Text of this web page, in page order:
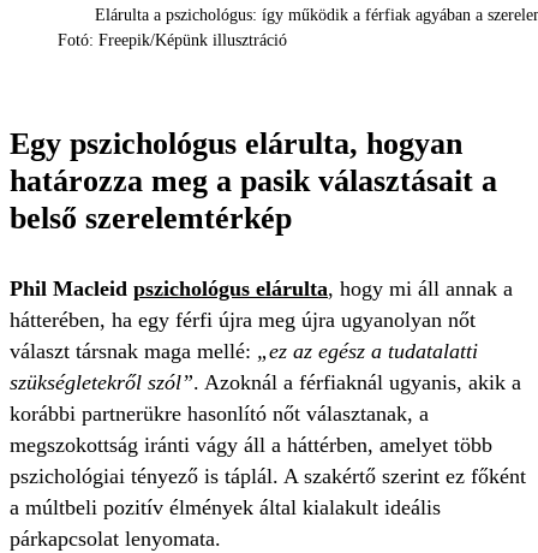
Elárulta a pszichológus: így működik a férfiak agyában a
Fotó: Freepik/Képünk illusztráció
Egy pszichológus elárulta, hogyan
határozza meg a pasik választásait a
belső szerelemtérkép
Phil Macleid pszichológus elárulta, hogy mi áll annak a
hátterében, ha egy férfi újra meg újra ugyanolyan nőt
választ társnak maga mellé: „ez az egész a tudatalatti
szükségletekről szól”. Azoknál a férfiaknál ugyanis, akik a
korábbi partnerükre hasonlító nőt választanak, a
megszokottság iránti vágy áll a háttérben, amelyet több
pszichológiai tényező is táplál. A szakértő szerint ez főként
a múltbeli pozitív élmények által kialakult ideális
párkapcsolat lenyomata.